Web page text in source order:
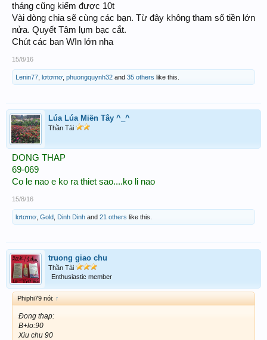
tháng cũng kiếm được 10t
Vài dòng chia sẽ cùng các bạn. Từ đây không tham số tiền lớn
nửa. Quyết Tâm lụm bạc cắt.
Chút các ban WIn lớn nha
15/8/16
Lenin77 lơtơmơ phuongquynh32 and 35 others like this.
Lúa Lúa Miền Tây ^_^
Thần Tài
DONG THAP
69-069
Co le nao e ko ra thiet sao....ko li nao
15/8/16
lơtơmơ Gold Dinh Dinh and 21 others like this.
truong giao chu
Thần Tài
Enthusiastic member
Phiphi79 nói: ↑
Đong thap:
B+lo:90
Xiu chu 90